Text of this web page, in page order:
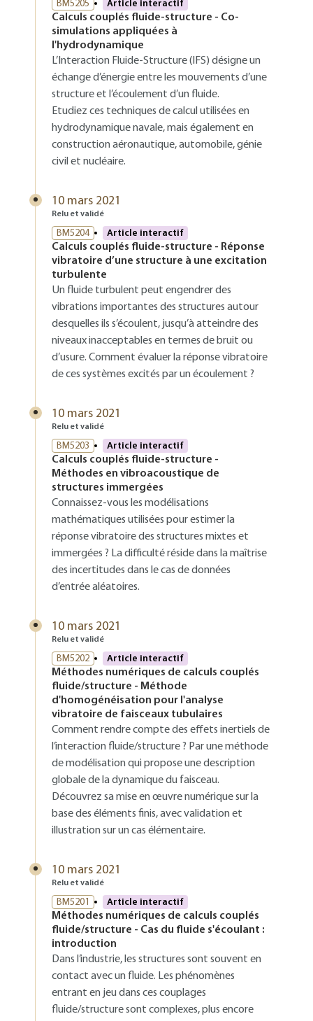
BM5205 Article interactif
Calculs couplés fluide-structure - Co-
simulations appliquées à
l'hydrodynamique
L’Interaction Fluide-Structure (IFS) désigne un
échange d’énergie entre les mouvements d’une
structure et l’écoulement d’un fluide.
Etudiez ces techniques de calcul utilisées en
hydrodynamique navale, mais également en
construction aéronautique, automobile, génie
civil et nucléaire.
10 mars 2021
Relu et validé
BM5204 Article interactif
Calculs couplés fluide-structure - Réponse
vibratoire d’une structure à une excitation
turbulente
Un fluide turbulent peut engendrer des
vibrations importantes des structures autour
desquelles ils s’écoulent, jusqu’à atteindre des
niveaux inacceptables en termes de bruit ou
d’usure. Comment évaluer la réponse vibratoire
de ces systèmes excités par un écoulement ?
10 mars 2021
Relu et validé
BM5203 Article interactif
Calculs couplés fluide-structure -
Méthodes en vibroacoustique de
structures immergées
Connaissez-vous les modélisations
mathématiques utilisées pour estimer la
réponse vibratoire des structures mixtes et
immergées ? La difficulté réside dans la maîtrise
des incertitudes dans le cas de données
d’entrée aléatoires.
10 mars 2021
Relu et validé
BM5202 Article interactif
Méthodes numériques de calculs couplés
fluide/structure - Méthode
d'homogénéisation pour l'analyse
vibratoire de faisceaux tubulaires
Comment rendre compte des effets inertiels de
l’interaction fluide/structure ? Par une méthode
de modélisation qui propose une description
globale de la dynamique du faisceau.
Découvrez sa mise en œuvre numérique sur la
base des éléments finis, avec validation et
illustration sur un cas élémentaire.
10 mars 2021
Relu et validé
BM5201 Article interactif
Méthodes numériques de calculs couplés
fluide/structure - Cas du fluide s'écoulant :
introduction
Dans l’industrie, les structures sont souvent en
contact avec un fluide. Les phénomènes
entrant en jeu dans ces couplages
fluide/structure sont complexes, plus encore